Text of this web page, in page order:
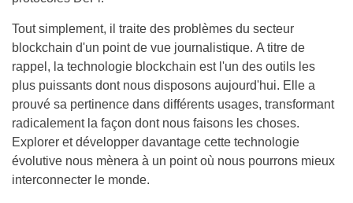
Tout simplement, il traite des problèmes du secteur
blockchain d'un point de vue journalistique. A titre de
rappel, la technologie blockchain est l'un des outils les
plus puissants dont nous disposons aujourd'hui. Elle a
prouvé sa pertinence dans différents usages, transformant
radicalement la façon dont nous faisons les choses.
Explorer et développer davantage cette technologie
évolutive nous mènera à un point où nous pourrons mieux
interconnecter le monde.